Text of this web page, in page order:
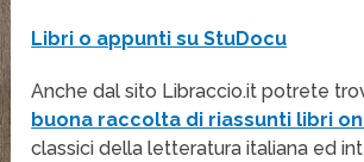
Libri o appunti su StuDocu
Anche dal sito Libraccio.it potrete
buona raccolta di riassunti libri
classici della letteratura italiana ed